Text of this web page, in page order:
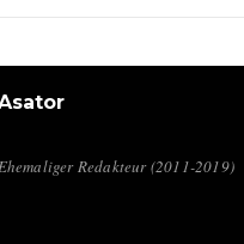
Redakteur (2011-2019)